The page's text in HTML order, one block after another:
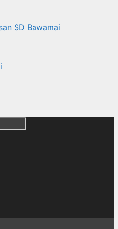
SD Bawamai